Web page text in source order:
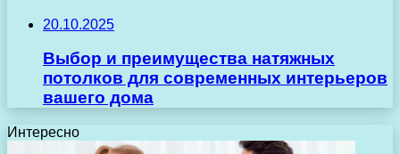
20.10.2025
Выбор и преимущества натяжных
потолков для современных интерьеров
вашего дома
Интересно